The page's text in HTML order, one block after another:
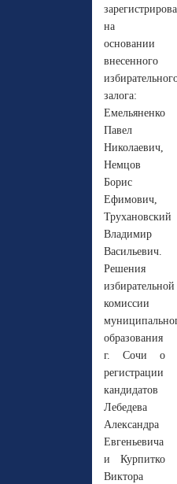
на
основании
внесенного
залога:
Емельяненко
Павел
Николаевич,
Немцов
Борис
Ефимович,
Трухановский
Владимир
Васильевич.
Решения
избирательной
комиссии
образования
г. Сочи о
регистрации
кандидатов
Лебедева
Александра
Евгеньевича
и Курпитко
Виктора